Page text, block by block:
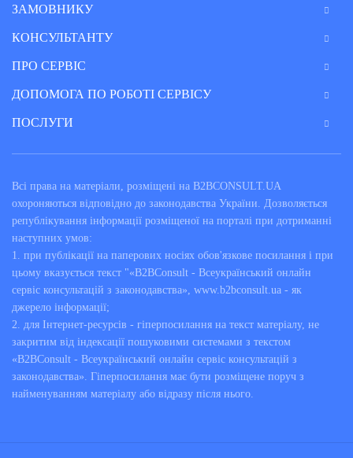
ЗАМОВНИКУ
КОНСУЛЬТАНТУ
ПРО СЕРВІС
ДОПОМОГА ПО РОБОТІ СЕРВІСУ
ПОСЛУГИ
Всі права на матеріали, розміщені на B2BCONSULT.UA
охороняються відповідно до законодавства України. Дозволяється
републікування інформації розміщеної на порталі при дотриманні
наступних умов:
1. при публікації на паперових носіях обов'язкове посилання і при
цьому вказується текст "«B2BConsult - Всеукраїнський онлайн
сервіс консультацій з законодавства», www.b2bconsult.ua - як
джерело інформації;
2. для Інтернет-ресурсів - гіперпосилання на текст матеріалу, не
закритим від індексації пошуковими системами з текстом
«B2BConsult - Всеукраїнський онлайн сервіс консультацій з
законодавства». Гіперпосилання має бути розміщене поруч з
найменуванням матеріалу або відразу після нього.